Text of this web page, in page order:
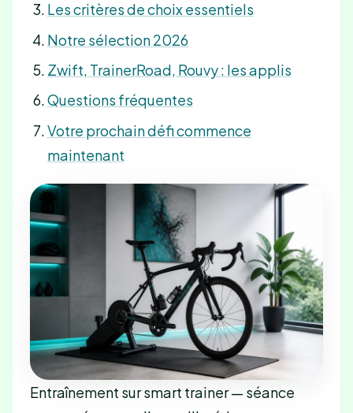
Les critères de choix essentiels
Notre sélection 2026
Zwift, TrainerRoad, Rouvy : les applis
Questions fréquentes
Votre prochain défi commence
maintenant
Entraînement sur smart trainer — séance